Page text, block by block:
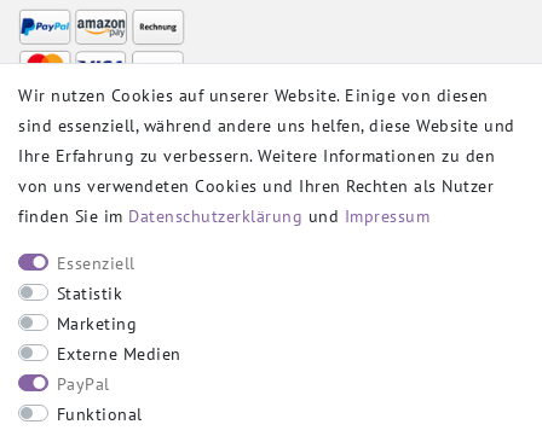
VERSANDPARTNER
SOCIAL
SICHER EINKAUFEN
Wir nutzen Cookies auf unserer Website. Einige von diesen
sind essenziell, während andere uns helfen, diese Website und
Ihre Erfahrung zu verbessern. Weitere Informationen zu den
von uns verwendeten Cookies und Ihren Rechten als Nutzer
finden Sie im Daten­schutz­erklärung und Impressum
Essenziell
Statistik
Marketing
Externe Medien
PayPal
Funktional